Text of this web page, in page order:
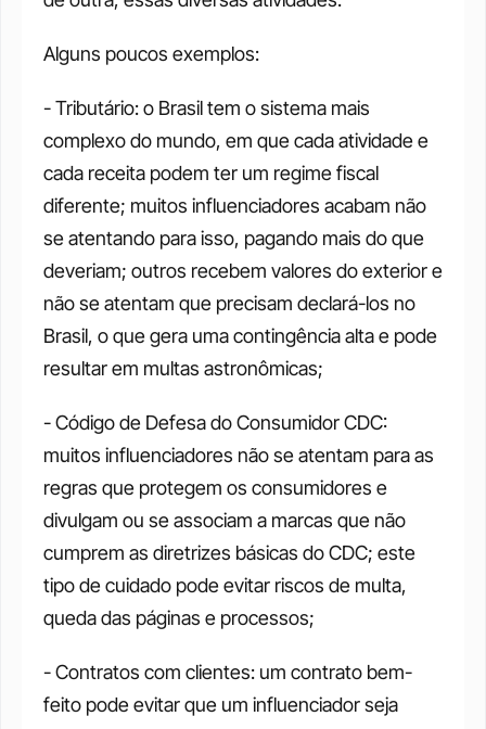
Alguns poucos exemplos:
- Tributário: o Brasil tem o sistema mais
complexo do mundo, em que cada atividade e
cada receita podem ter um regime fiscal
diferente; muitos influenciadores acabam não
se atentando para isso, pagando mais do que
deveriam; outros recebem valores do exterior e
não se atentam que precisam declará-los no
Brasil, o que gera uma contingência alta e pode
resultar em multas astronômicas;
- Código de Defesa do Consumidor CDC:
muitos influenciadores não se atentam para as
regras que protegem os consumidores e
divulgam ou se associam a marcas que não
cumprem as diretrizes básicas do CDC; este
tipo de cuidado pode evitar riscos de multa,
queda das páginas e processos;
- Contratos com clientes: um contrato bem-
feito pode evitar que um influenciador seja